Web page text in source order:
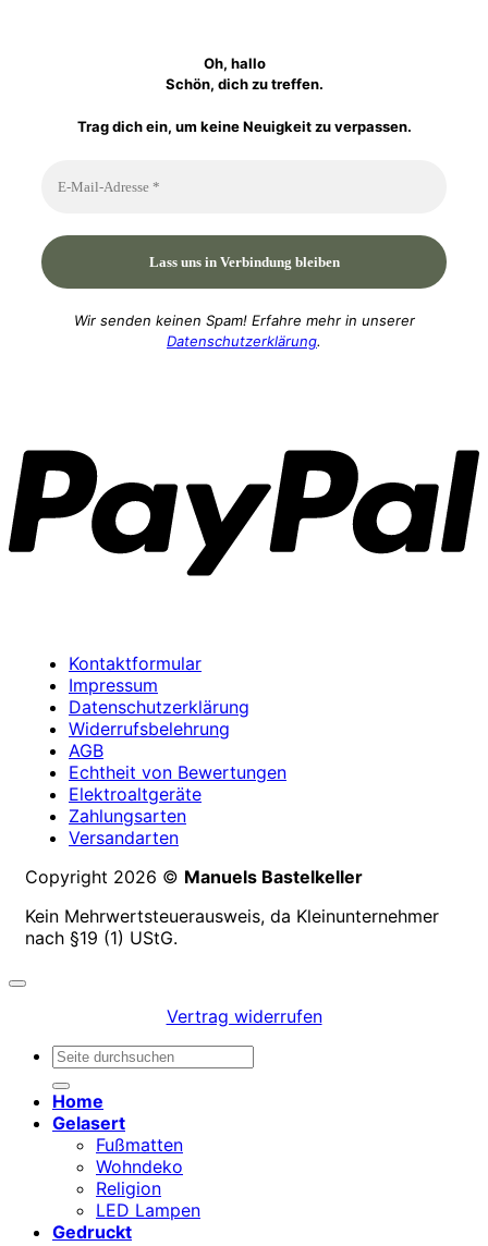
Oh, hallo
Schön, dich zu treffen.
Trag dich ein, um keine Neuigkeit zu verpassen.
Wir senden keinen Spam! Erfahre mehr in unserer
Datenschutzerklärung.
Kontaktformular
Impressum
Datenschutzerklärung
Widerrufsbelehrung
AGB
Echtheit von Bewertungen
Elektroaltgeräte
Zahlungsarten
Versandarten
Copyright 2026 © Manuels Bastelkeller
Kein Mehrwertsteuerausweis, da Kleinunternehmer
nach §19 (1) UStG.
Vertrag widerrufen
Suchen
Home
Gelasert
Fußmatten
Wohndeko
Religion
LED Lampen
Gedruckt